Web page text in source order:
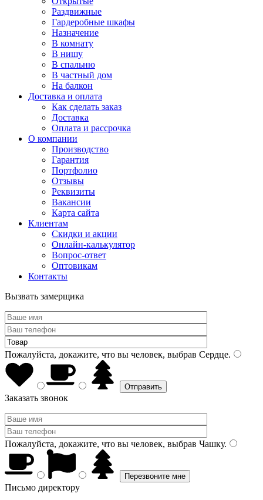
Раздвижные
Гардеробные шкафы
Назначение
В комнату
В нишу
В спальню
В частный дом
На балкон
Доставка и оплата
Как сделать заказ
Доставка
Оплата и рассрочка
О компании
Производство
Гарантия
Портфолио
Отзывы
Реквизиты
Вакансии
Карта сайта
Клиентам
Скидки и акции
Онлайн-калькулятор
Вопрос-ответ
Оптовикам
Контакты
Вызвать замерщика
Пожалуйста, докажите, что вы человек, выбрав Сердце.
Заказать звонок
Пожалуйста, докажите, что вы человек, выбрав Чашку.
Письмо директору